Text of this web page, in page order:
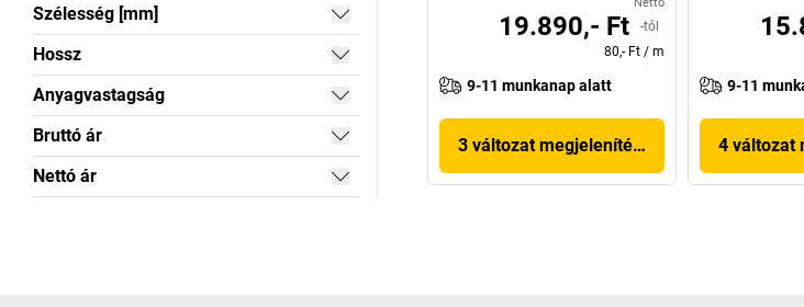
Szélesség [mm]
Hossz
Anyagvastagság
Bruttó ár
Nettó ár
Nettó
19.890,- Ft
-tól
80,- Ft /m
9-11 munkanap alatt
3 változat megjelenítése
9-11
4 változat